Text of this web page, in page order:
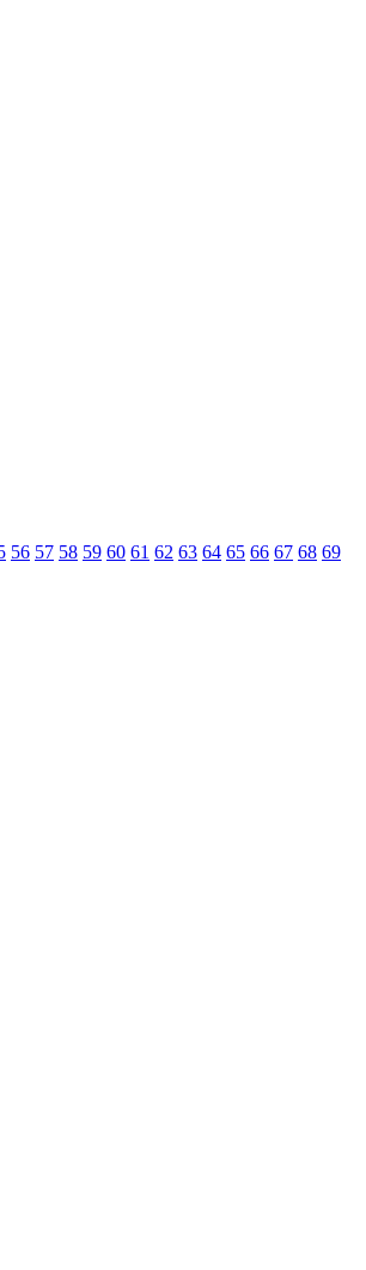
56 57 58 59 60 61 62 63 64 65 66 67 68 69